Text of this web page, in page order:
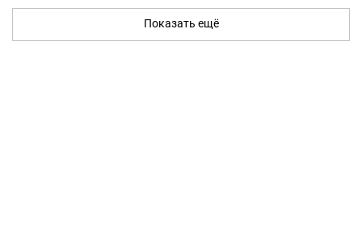
Показать ещё